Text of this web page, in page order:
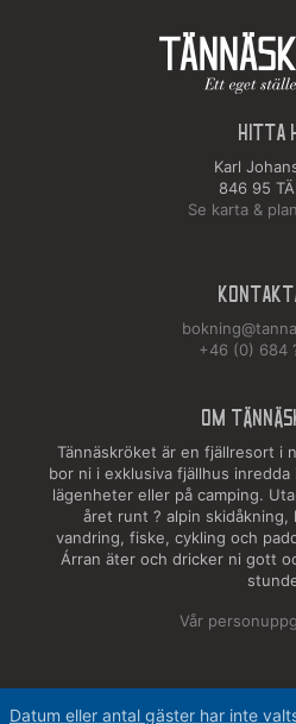
Datum eller antal gäster har inte
HITTA
Karl
846 95
Se karta &
+46 (0) 684
OM
Tännäskröket är en fjällresort i
bor ni i exklusiva fjällhus
lägenheter eller på camping.
året runt ? alpin skidåkning,
vandring, fiske, cykling och
Árran äter och dricker ni gott
Vår